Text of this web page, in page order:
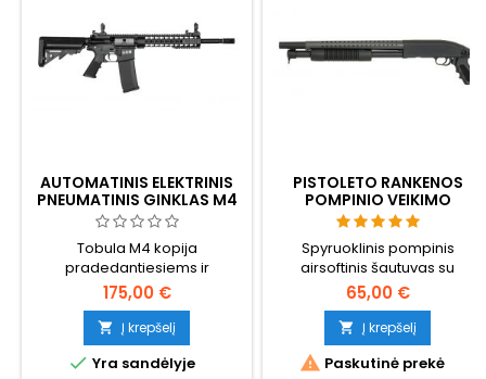
AUTOMATINIS ELEKTRINIS
PNEUMATINIS GINKLAS M4
FLEX, ATNAUJINTAS
Tobula M4 kopija
pradedantiesiems ir
pažengusiems naudotojams
su galimybe atnaujinti.
Kokybiškos medžiagos, tiek
apdaila, tiek mechanika,
greitai keičiama spyruoklė.
175,00 €
 Į krepšelį
 Yra sandėlyje
PISTOLETO RANKENOS
POMPINIO VEIKIMO
AIRSOFT ŠAUTUVAS
(SHOTGUNAS) -
KOMPAKTIŠKAS ANTRINIS,
BE BUOŽĖS
Spyruoklinis pompinis
airsoftinis šautuvas su
kompaktiška pistoleto
rankena - be buožės, tik su
pistoleto rankena ir pompa.
Dėl trumpo 675 mm ilgio jis
idealiai tinka kaip antrinis
65,00 €
 Į krepšelį
 Paskutinė prekė